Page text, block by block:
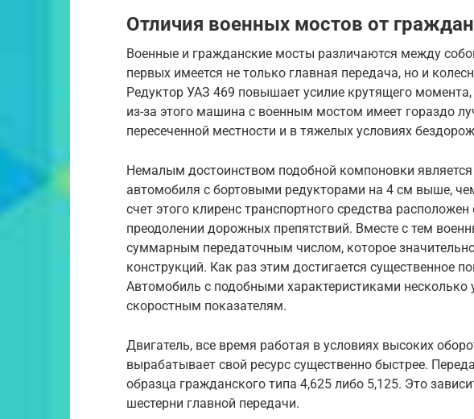
Отличия военных мостов от
Военные и гражданские мосты различаются между
первых имеется не только главная передача, но и
Редуктор УАЗ 469 повышает усилие крутящего
из-за этого машина с военным мостом имеет гораздо
пересеченной местности и в тяжелых условиях
Немалым достоинством подобной компоновки является
автомобиля с бортовыми редукторами на 4 см выше,
счет этого клиренс транспортного средства
преодолении дорожных препятствий. Вместе с тем
суммарным передаточным числом, которое
конструкций. Как раз этим достигается существенное
Автомобиль с подобными характеристиками несколько
скоростным показателям.
Двигатель, все время работая в условиях высоких
вырабатывает свой ресурс существенно быстрее.
образца гражданского типа 4,625 либо 5,125. Это
шестерни главной передачи.